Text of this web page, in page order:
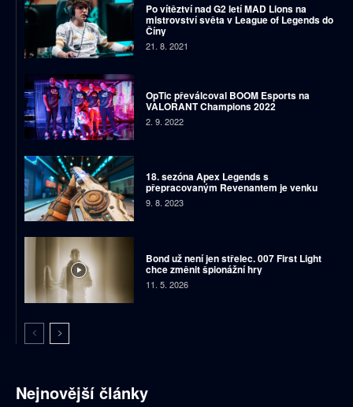
Po vítěztví nad G2 letí MAD Lions na
mistrovství světa v League of Legends do
Číny
21. 8. 2021
OpTic převálcoval BOOM Esports na
VALORANT Champions 2022
2. 9. 2022
18. sezóna Apex Legends s
přepracovaným Revenantem je venku
9. 8. 2023
Bond už není jen střelec. 007 First Light
chce změnit špionážní hry
11. 5. 2026
Nejnovější články